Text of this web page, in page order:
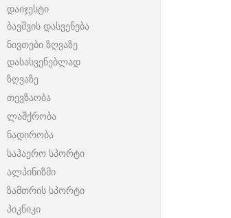
დაიჯესტი
ბავშვის დასვენება
ნივთები ზღვაზე
დასასვენებლად
ზღვაზე
თევზაობა
ლაშქრობა
ნადირობა
საჰაერო სპორტი
ალპინიზმი
ზამთრის სპორტი
პიკნიკი